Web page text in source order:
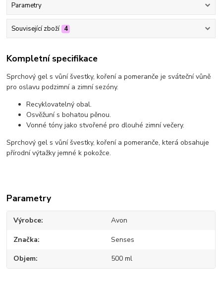
Parametry
Související zboží 4
Kompletní specifikace
Sprchový gel s vůní švestky, koření a pomeranče je sváteční vůně
pro oslavu podzimní a zimní sezóny.
Recyklovatelný obal.
Osvěžuní s bohatou pěnou.
Vonné tóny jako stvořené pro dlouhé zimní večery.
Sprchový gel s vůní švestky, koření a pomeranče, která obsahuje
přírodní výtažky jemné k pokožce.
Parametry
Výrobce Avon
Značka Senses
Objem 500 ml